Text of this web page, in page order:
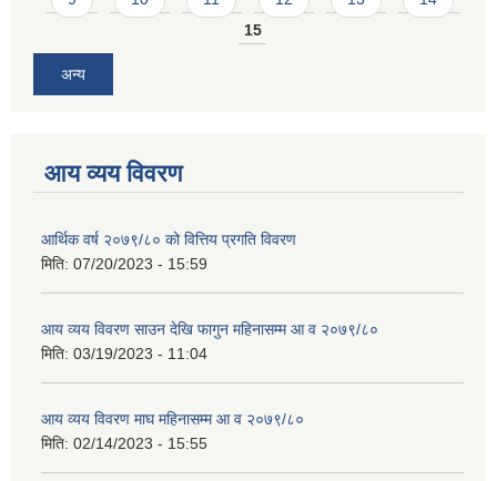
15
अन्य
आय व्यय विवरण
आर्थिक वर्ष २०७९/८० को वित्तिय प्रगति विवरण
मिति: 07/20/2023 - 15:59
आय व्यय विवरण साउन देखि फागुन महिनासम्म आ व २०७९/८०
मिति: 03/19/2023 - 11:04
आय व्यय विवरण माघ महिनासम्म आ व २०७९/८०
मिति: 02/14/2023 - 15:55